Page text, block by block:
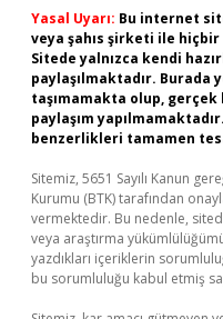
Yasal Uyarı: Bu internet
veya şahıs şirketi ile
Sitede yalnızca kendi
paylaşılmaktadır.
taşımamakta olup,
paylaşım
benzerlikleri tamamen
Sitemiz, 5651 Sayılı Kanun
Kurumu (BTK) tarafından
vermektedir. Bu nedenle,
veya araştırma
yazdıkları içeriklerin
bu sorumluluğu kabul etmiş